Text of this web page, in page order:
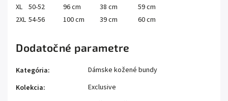
XL 50-52 96 cm 38 cm
59 cm
2XL 54-56 100 cm 39 cm 60 cm
Dodatočné parametre
Kategória:
Dámske kožené bundy
Kolekcia:
Exclusive